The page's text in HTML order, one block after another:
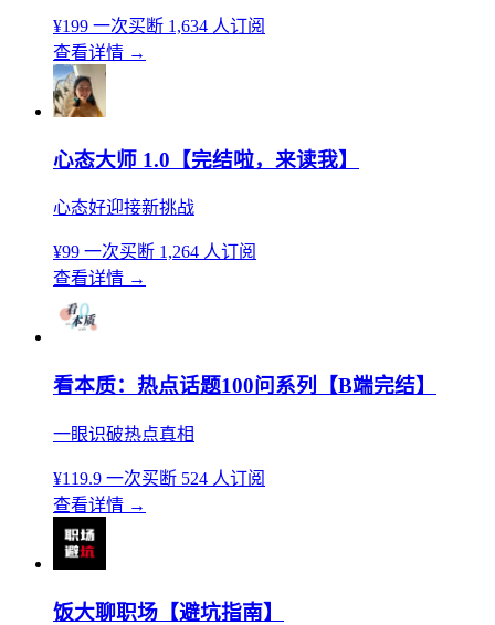
¥199 一次买断 1,634 人订阅
查看详情 →
心态大师 1.0【完结啦，来读我】
心态好迎接新挑战
¥99 一次买断 1,264 人订阅
查看详情 →
看本质：热点话题100问系列【B端完结】
一眼识破热点真相
¥119.9 一次买断 524 人订阅
查看详情 →
饭大聊职场【避坑指南】